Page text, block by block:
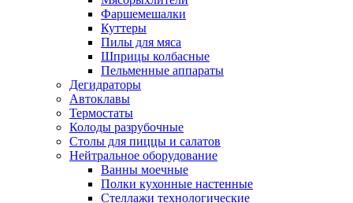
Фаршемешалки
Куттеры
Пилы для мяса
Шприцы колбасные
Пельменные аппараты
Дегидраторы
Автоклавы
Термостаты
Колоды разрубочные
Столы для пиццы и салатов
Нейтральное оборудование
Ванны моечные
Полки кухонные настенные
Стеллажи технологические